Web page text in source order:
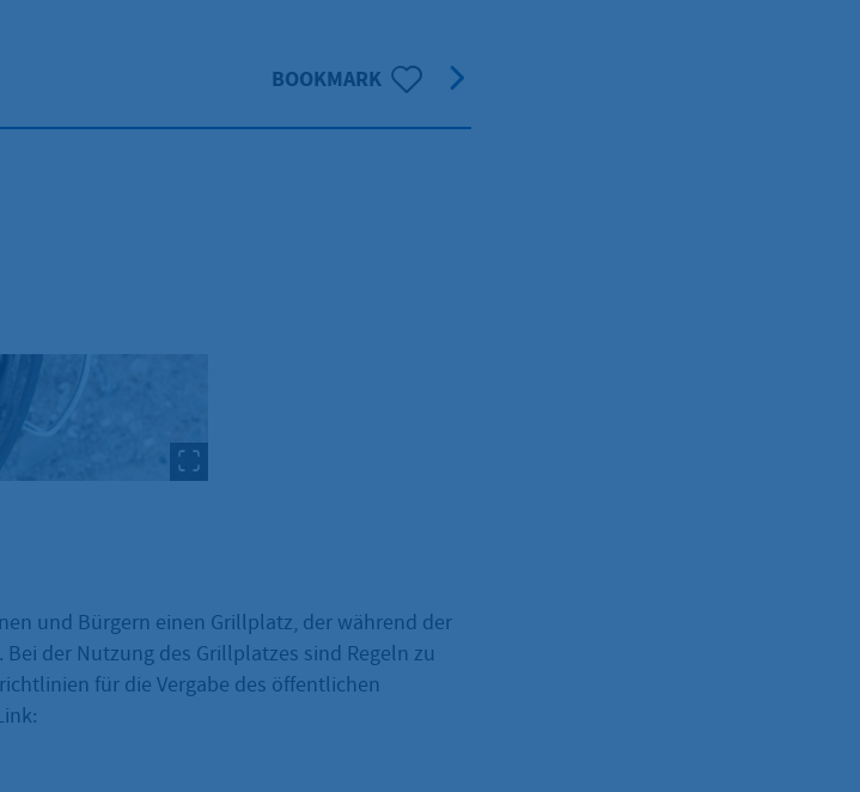
BOOKMARK
und Bürgern einen Grillplatz, der während der
der Nutzung des Grillplatzes sind Regeln zu
für die Vergabe des öffentlichen